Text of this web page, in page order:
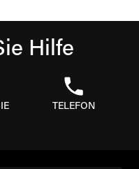
Hilfe
TELEFON